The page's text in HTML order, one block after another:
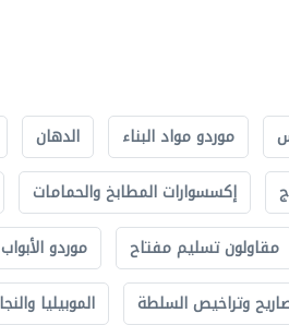
موردو مواد البناء الدهان
إكسسوارات المطابخ والحمامات
مقاولون تسليم مفتاح موردو الأبواب
وتراخيص السلطة الموبيليا